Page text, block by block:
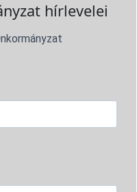
hírlevelei